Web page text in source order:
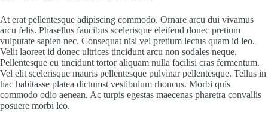
At erat pellentesque adipiscing commodo. Ornare arcu dui vivamus
arcu felis. Phasellus faucibus scelerisque eleifend donec pretium
vulputate sapien nec. Consequat nisl vel pretium lectus quam id leo.
Velit laoreet id donec ultrices tincidunt arcu non sodales neque.
Pellentesque eu tincidunt tortor aliquam nulla facilisi cras fermentum.
Vel elit scelerisque mauris pellentesque pulvinar pellentesque. Tellus in
hac habitasse platea dictumst vestibulum rhoncus. Morbi quis
commodo odio aenean. Ac turpis egestas maecenas pharetra convallis
posuere morbi leo.